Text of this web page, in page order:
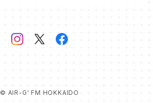
© AIR-G' FM HOKKAIDO